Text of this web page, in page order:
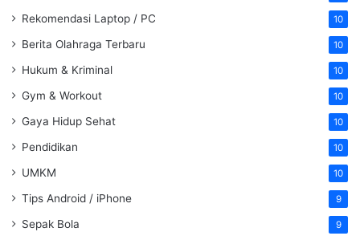
Rekomendasi Laptop / PC 10
Berita Olahraga Terbaru 10
Hukum & Kriminal 10
Gym & Workout 10
Gaya Hidup Sehat 10
Pendidikan 10
UMKM 10
Tips Android / iPhone 9
Sepak Bola 9